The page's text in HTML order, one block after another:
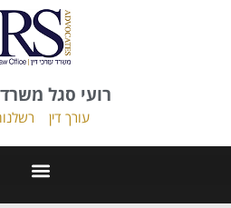
רועי סגל משרד
עורך דין